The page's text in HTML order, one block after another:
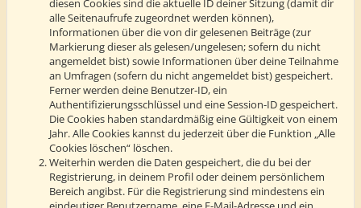
diesen Cookies sind die aktuelle ID deiner Sitzung (damit dir
alle Seitenaufrufe zugeordnet werden können),
Informationen über die von dir gelesenen Beiträge (zur
Markierung dieser als gelesen/ungelesen; sofern du nicht
angemeldet bist) sowie Informationen über deine Teilnahme
an Umfragen (sofern du nicht angemeldet bist) gespeichert.
Ferner werden deine Benutzer-ID, ein
Authentifizierungsschlüssel und eine Session-ID gespeichert.
Die Cookies haben standardmäßig eine Gültigkeit von einem
Jahr. Alle Cookies kannst du jederzeit über die Funktion „Alle
Cookies löschen“ löschen.
Weiterhin werden die Daten gespeichert, die du bei der
Registrierung, in deinem Profil oder deinem persönlichem
Bereich angibst. Für die Registrierung sind mindestens ein